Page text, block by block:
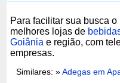
Para facilitar sua busca
melhores lojas de
Goiânia e região, com
empresas.
Similares: »Adegas em